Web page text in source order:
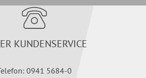
KUNDENSERVICE
0941 5684-0